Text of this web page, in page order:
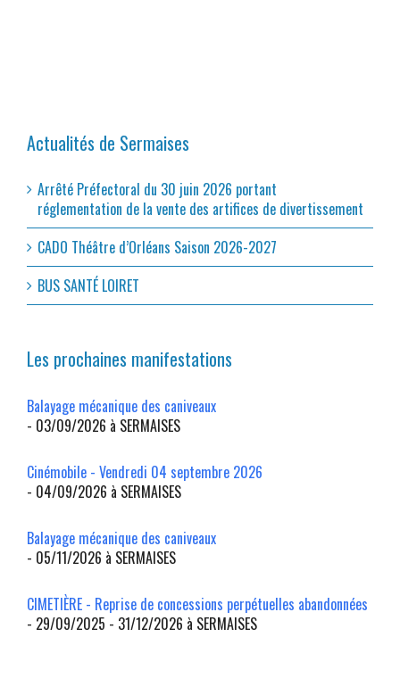
Actualités de Sermaises
Arrêté Préfectoral du 30 juin 2026 portant
réglementation de la vente des artifices de divertissement
CADO Théâtre d’Orléans Saison 2026-2027
BUS SANTÉ LOIRET
Les prochaines manifestations
Balayage mécanique des caniveaux
- 03/09/2026 à SERMAISES
Cinémobile - Vendredi 04 septembre 2026
- 04/09/2026 à SERMAISES
Balayage mécanique des caniveaux
- 05/11/2026 à SERMAISES
CIMETIÈRE - Reprise de concessions perpétuelles abandonnées
- 29/09/2025 - 31/12/2026 à SERMAISES